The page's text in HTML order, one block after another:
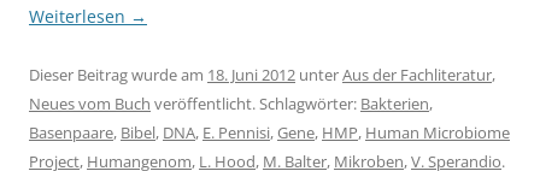
Weiterlesen →
Dieser Beitrag wurde am 18. Juni 2012 unterAus der Fachliteratur,
Neues vom Buch veröffentlicht. Schlagwörter: Bakterien,
Basenpaare, Bibel, DNA, E. Pennisi,Gene, HMP, Human Microbiome
Project, Humangenom, L. Hood, M. Balter, Mikroben,V. Sperandio.